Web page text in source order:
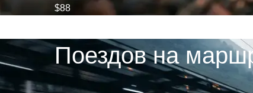
$88
Поездов на